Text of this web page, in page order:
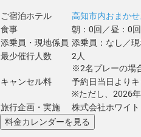
ご宿泊ホテル
高知市内おまか
食事
朝：0回／昼：0
添乗員・現地係員 添乗員：なし／
最少催行人数
2人
※2名プレーの場
キャンセル料
予約日当日より
※ただし、2026
旅行企画・実施
株式会社ホワイ